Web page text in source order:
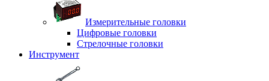
Измерительные головки
Цифровые головки
Стрелочные головки
Инструмент